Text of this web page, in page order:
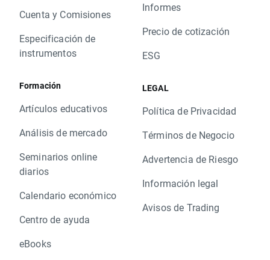
Cuenta y Comisiones
Especificación de
instrumentos
Formación
Artículos educativos
Análisis de mercado
Seminarios online
diarios
Calendario económico
Centro de ayuda
eBooks
Informes
Precio de cotización
ESG
LEGAL
Política de Privacidad
Términos de Negocio
Advertencia de Riesgo
Información legal
Avisos de Trading